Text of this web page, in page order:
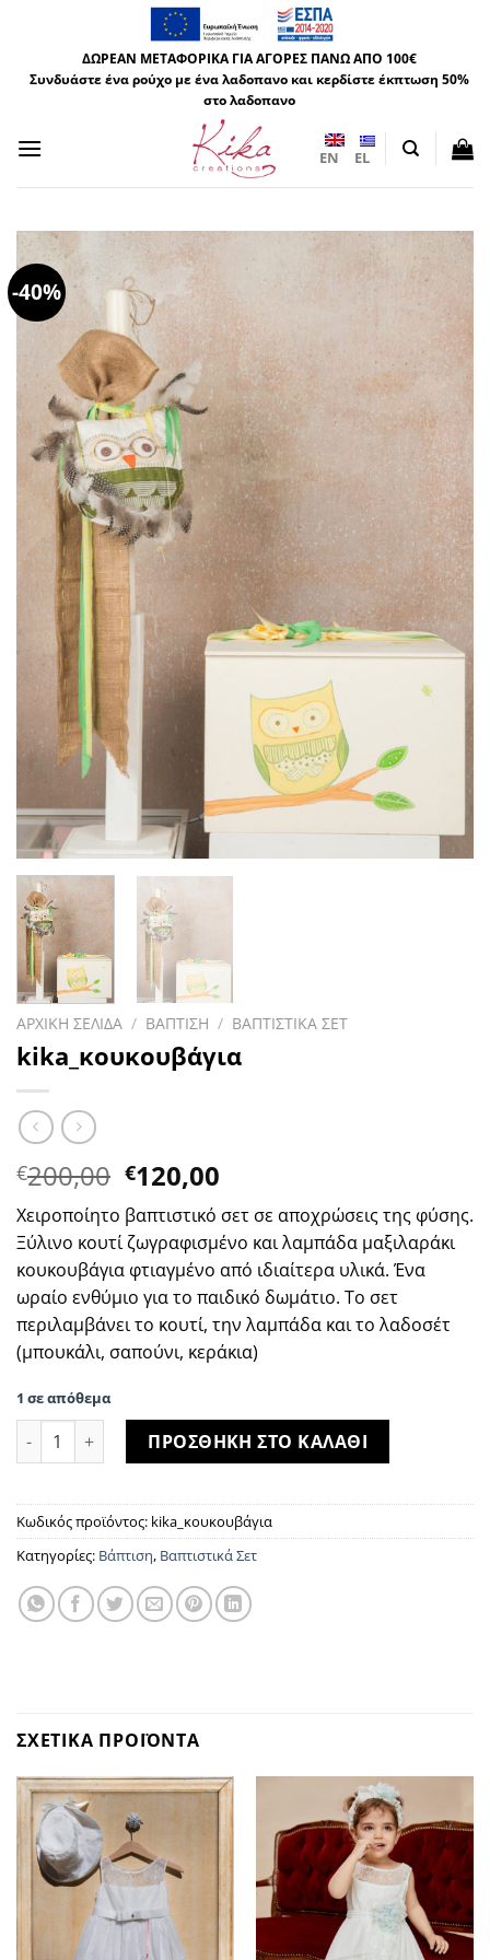
περιεχόμενοΔΩΡΕΑΝ ΜΕΤΑΦΟΡΙΚΑ ΓΙΑ ΑΓΟΡΕΣ ΠΑΝΩ ΑΠΟ 100€
Συνδυάστε ένα ρούχο με ένα λαδοπανο και κερδίστε έκπτωση 50%
στο λαδοπανο
EN EL
-40%
ΑΡΧΙΚΗ ΣΕΛΙΔΑ / ΒΑΠΤΙΣΗ / ΒΑΠΤΙΣΤΙΚΑ ΣΕΤ
kika_κουκουβάγια
€200,00 Η
αρχική
τιμή
ήταν:
€200,00.
€120,00
τρέχουσα
τιμή
είναι:
€120,00.
Χειροποίητο βαπτιστικό σετ σε αποχρώσεις της φύσης.
Ξύλινο κουτί ζωγραφισμένο και λαμπάδα μαξιλαράκι
κουκουβάγια φτιαγμένο από ιδιαίτερα υλικά. Ένα
ωραίο ενθύμιο για το παιδικό δωμάτιο. Το σετ
περιλαμβάνει το κουτί, την λαμπάδα και το λαδοσέτ
(μπουκάλι, σαπούνι, κεράκια)
1 σε απόθεμα
kika_κουκουβάγια ποσότηταΠΡΟΣΘΗΚΗ ΣΤΟ ΚΑΛΑΘΙ
Κωδικός προϊόντος: kika_κουκουβάγια
Κατηγορίες: Βάπτιση, Βαπτιστικά Σετ
ΣΧΕΤΙΚΑ ΠΡΟΪΟΝΤΑ